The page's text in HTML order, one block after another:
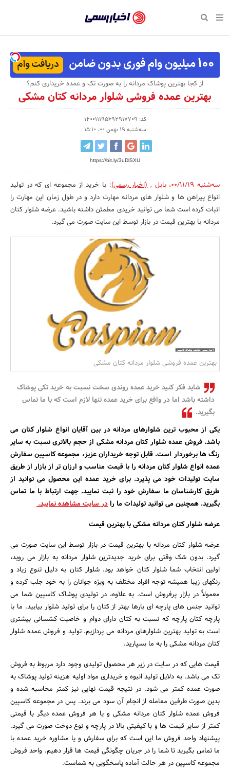
رسمی
-
اخبار
تایید
شده
سازمان‌ها
و
روابط
عمومی‌ها
بازگشت
صفحه نخست پایگاه خبری
اقتصادی
صفحه نخست اقتصادی
تجارت و بازار
کارآفرینی و استارتاپ
نفت، انرژی و صنایع
کسب و کار و خرده فروشی
صنایع غذایی و کشاورزی
کار و استخدام
اجتماعی
صفحه نخست اجتماعی
علم و آموزش
بهداشت و درمان
شهر و جامعه
محیط زیست
تبلیغات و روابط عمومی
فرهنگی
صفحه نخست فرهنگی
رسانه‌ها
نشریات و کتاب
سینما و تئاتر
صنایع دستی
صفحه نخست ورزش
تازه‌های ورزش
مکان‌های ورزشی
تجهیزات ورزشی
صفحه نخست سبک زندگی
سلامت و زیبایی
روانشناسی و موفقیت
مد و لباس
رویداد
صفحه نخست رویداد
حراج و تخفیف
جشنواره، نمایشگاه و
مسابقه و فراخوان
جستجو
از کجا بهترین پوشاک مردانه را به صورت تک و عمده خریداری کنم؟
بهترین عمده فروشی شلوار مردانه کتان مشکی
کد: 140011195692917709
سه‌شنبه 19 بهمن 00، 15:10
https://bit.ly/3uDlSXU
سه‌شنبه 00/11/19 ،بابل ,(اخبار رسمی):با خرید از مجموعه ای که در تولید
انواع پیراهن ها و شلوار های مردانه مهارت دارد و در طول زمان این مهارت را
اثبات کرده است شما می توانید خریدی مطمئن داشته باشید. عرضه شلوار کتان
مردانه با بهترین قیمت در بازار توسط این سایت صورت می گیرد.
بهترین عمده فروشی شلوار مردانه کتان مشکی
شاید فکر کنید خرید عمده روندی سخت نسبت به خرید تکی پوشاک
داشته باشد اما در واقع برای خرید عمده تنها لازم است که با ما تماس
بگیرید.
یکی از محبوب ترین شلوارهای مردانه در بین آقایان انواع شلوار کتان می
باشد. فروش عمده شلوار کتان مردانه مشکی از حجم بالاتری نسبت به سایر
رنگ ها برخوردار است. قابل توجه خریداران عزیز، مجموعه کاسپین سفارش
عمده انواع شلوار کتان مردانه را با قیمت مناسب و ارزان تر از بازار از طریق
سایت تولیدات خود می پذیرد. برای خرید عمده این محصول می توانید از
طریق کارشناسان ما سفارش خود را ثبت نمایید. جهت ارتباط با ما تماس
بگیرید. همچنین می توانید تولیدات ما را در سایت مشاهده نمایید.
عرضه شلوار کتان مردانه مشکی با بهترین قیمت
عرضه شلوار کتان مردانه با بهترین قیمت در بازار توسط این سایت صورت می
گیرد. بدون شک وقتی برای خرید جدیدترین شلوار مردانه به بازار می روید،
اولین انتخاب شما شلوار کتان خواهد بود. شلوار کتان به دلیل تنوع زیاد و
رنگهای زیبا همیشه توجه افراد مختلف به ویژه جوانان را به خود جلب کرده و
معمولاً در بازار پرفروش است. به علاوه، در تولیدی پوشاک کاسپین شما می
توانید جنس های پارچه ای بارها بهتر از کتان را برای تولید شلوار بیابید. ما با
پارچه کتان پارچه که نسبت به کتان دارای دوام و خاصیت کشسانی بیشتری
است به تولید بهترین شلوارهای مردانه می پردازیم. تولید و فروش عمده شلوار
کتان مردانه مشکی را به ما بسپارید.
قیمت هایی که در سایت در زیر هر محصول تولیدی وجود دارد مربوط به فروش
تک می باشد. به دلایل تولید انبوه و خریداری مواد اولیه هزینه تولید پوشاک به
صورت عمده کمتر می شود. در نتیجه قیمت نهایی نیز کمتر محاسبه شده و
بدین صورت طرفین معامله از انجام آن سود می برند. پس در مجموعه کاسپین
فروش عمده شلوار کتان مردانه مشکی و یا هر فروش عمده دیگر با قیمتی
کمتر از سایر قیمت ها و با کیفیتی بالا در پارچه و نوع دوخت صورت می گیرد.
پیشنهاد واحد فروش ما این است که برای سفارش و یا مشاوره خرید عمده با
ما تماس بگیرید تا شما را در جریان چگونگی قیمت ها قرار دهیم. واحد فروش
مجموعه کاسپین در هر حالت آماده پاسخگویی به شماست.